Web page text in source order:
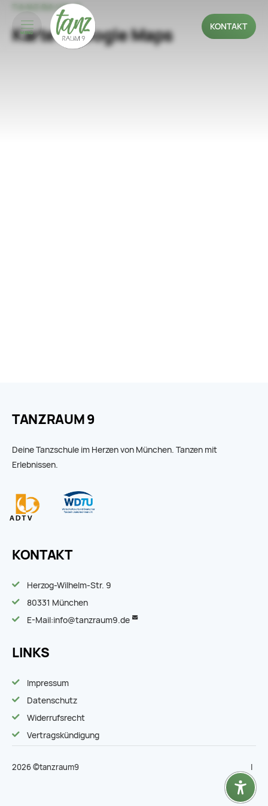
MENÜ
KONTAKT
TANZRAUM 9
Karte / Google Maps
TANZRAUM 9
Deine Tanzschule im Herzen von München. Tanzen mit
Erlebnissen.
KONTAKT
Herzog-Wilhelm-Str. 9
80331 München
E-Mail:info@tanzraum9.de
LINKS
Impressum
Datenschutz
Widerrufsrecht
Vertragskündigung
2026 ©tanzraum9
|